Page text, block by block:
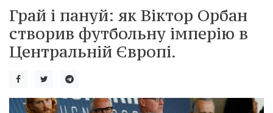
Грай і пануй: як Віктор Орбан
створив футбольну імперію в
Центральній Європі.